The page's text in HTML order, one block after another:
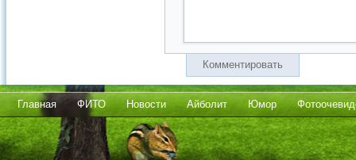
Комментировать
Главная ФИТО Новости Айболит Юмор